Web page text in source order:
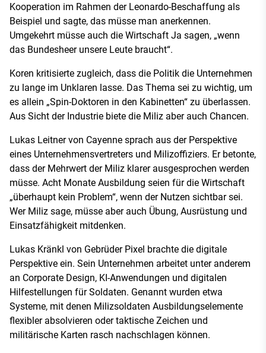
Kooperation im Rahmen der Leonardo-Beschaffung als
Beispiel und sagte, das müsse man anerkennen.
Umgekehrt müsse auch die Wirtschaft Ja sagen, „wenn
das Bundesheer unsere Leute braucht“.
Koren kritisierte zugleich, dass die Politik die Unternehmen
zu lange im Unklaren lasse. Das Thema sei zu wichtig, um
es allein „Spin-Doktoren in den Kabinetten“ zu überlassen.
Aus Sicht der Industrie biete die Miliz aber auch Chancen.
Lukas Leitner von Cayenne sprach aus der Perspektive
eines Unternehmensvertreters und Milizoffiziers. Er betonte,
dass der Mehrwert der Miliz klarer ausgesprochen werden
müsse. Acht Monate Ausbildung seien für die Wirtschaft
„überhaupt kein Problem“, wenn der Nutzen sichtbar sei.
Wer Miliz sage, müsse aber auch Übung, Ausrüstung und
Einsatzfähigkeit mitdenken.
Lukas Kränkl von Gebrüder Pixel brachte die digitale
Perspektive ein. Sein Unternehmen arbeitet unter anderem
an Corporate Design, KI-Anwendungen und digitalen
Hilfestellungen für Soldaten. Genannt wurden etwa
Systeme, mit denen Milizsoldaten Ausbildungselemente
flexibler absolvieren oder taktische Zeichen und
militärische Karten rasch nachschlagen können.